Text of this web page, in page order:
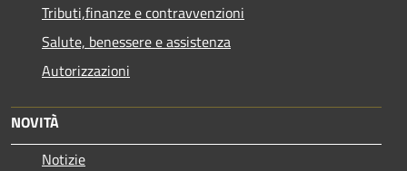
Tributi,finanze e contravvenzioni
Salute, benessere e assistenza
Autorizzazioni
NOVITÀ
Notizie